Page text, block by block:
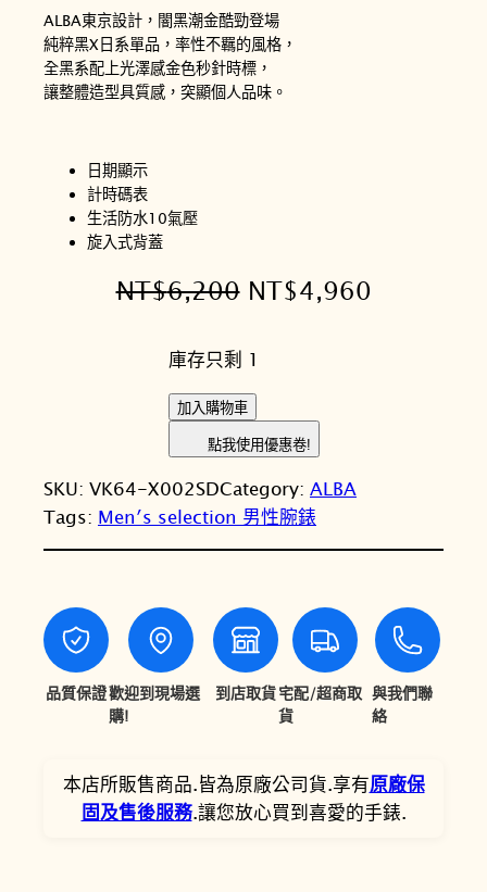
ALBA東京設計，闇黑潮金酷勁登場
純粹黑X日系單品，率性不羈的風格，
全黑系配上光澤感金色秒針時標，
讓整體造型具質感，突顯個人品味。
日期顯示
計時碼表
生活防水10氣壓
旋入式背蓋
NT$6,200 原
價
格
：
N
T
$
,
2
0
。
NT$4,960
$
,
9
6
。
庫存只剩 1
A
B
A
雅
柏
o
k
y
o
s
i
g
加入購物車
點我使用優惠卷!
SKU: VK64-X002SDCategory: ALBA
Tags: Men′s selection 男性腕錶
品質保證歡迎到現場選
購!
到店取貨宅配/超商取
貨
與我們聯
絡
本店所販售商品.皆為原廠公司貨.享有原廠保
固及售後服務.讓您放心買到喜愛的手錶.